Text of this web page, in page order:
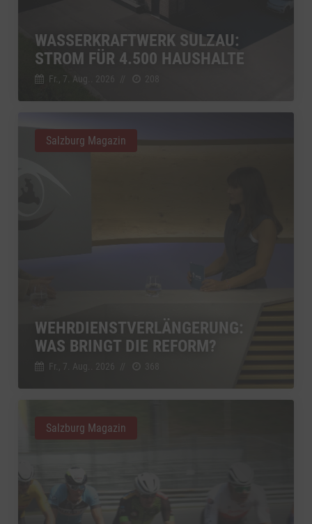
WASSERKRAFTWERK SULZAU:
STROM FÜR 4.500 HAUSHALTE
Fr., 7. Aug.. 2026
WEHRDIENSTVERLÄNGERUNG:
WAS BRINGT DIE REFORM?
Fr., 7. Aug.. 2026
Salzburg Magazin
Salzburg Magazin